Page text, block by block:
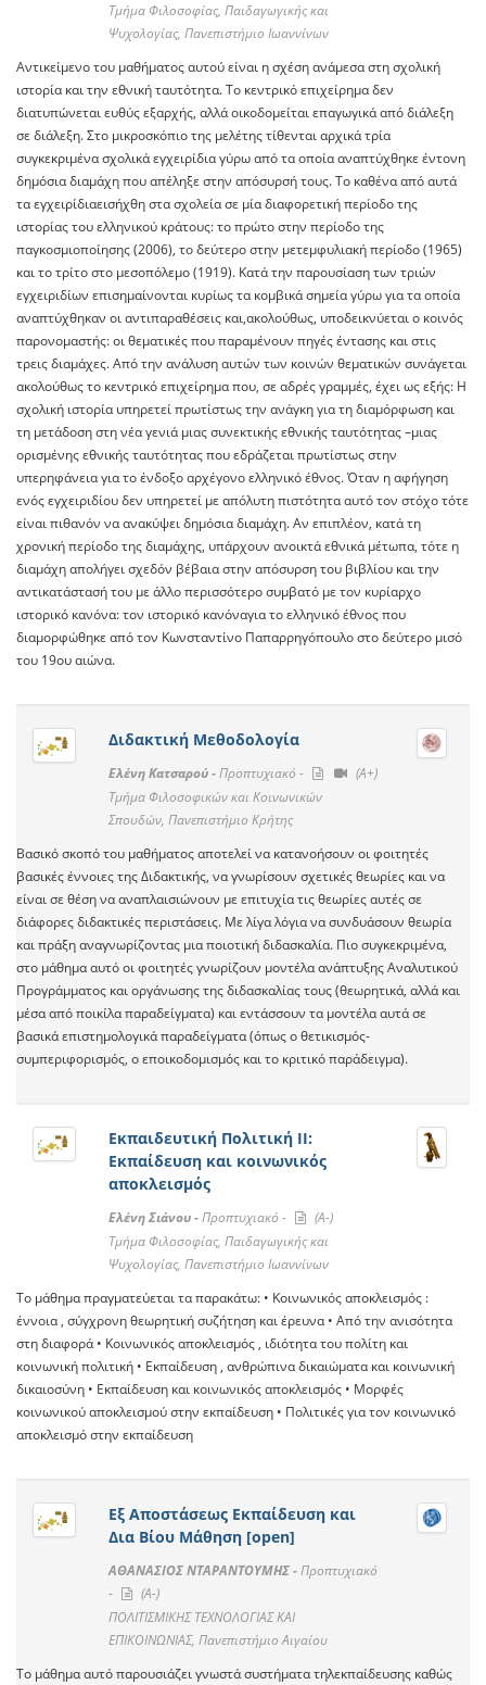
Τμήμα Φιλοσοφίας, Παιδαγωγικής και
Ψυχολογίας, Πανεπιστήμιο Ιωαννίνων
Αντικείμενο του μαθήματος αυτού είναι η σχέση ανάμεσα στη σχολική
ιστορία και την εθνική ταυτότητα. Το κεντρικό επιχείρημα δεν
διατυπώνεται ευθύς εξαρχής, αλλά οικοδομείται επαγωγικά από διάλεξη
σε διάλεξη. Στο μικροσκόπιο της μελέτης τίθενται αρχικά τρία
συγκεκριμένα σχολικά εγχειρίδια γύρω από τα οποία αναπτύχθηκε έντονη
δημόσια διαμάχη που απέληξε στην απόσυρσή τους. Το καθένα από αυτά
τα εγχειρίδιαεισήχθη στα σχολεία σε μία διαφορετική περίοδο της
ιστορίας του ελληνικού κράτους: το πρώτο στην περίοδο της
παγκοσμιοποίησης (2006), το δεύτερο στην μετεμφυλιακή περίοδο (1965)
και το τρίτο στο μεσοπόλεμο (1919). Κατά την παρουσίαση των τριών
εγχειριδίων επισημαίνονται κυρίως τα κομβικά σημεία γύρω για τα οποία
αναπτύχθηκαν οι αντιπαραθέσεις και,ακολούθως, υποδεικνύεται ο κοινός
παρονομαστής: οι θεματικές που παραμένουν πηγές έντασης και στις
τρεις διαμάχες. Από την ανάλυση αυτών των κοινών θεματικών συνάγεται
ακολούθως το κεντρικό επιχείρημα που, σε αδρές γραμμές, έχει ως εξής: Η
σχολική ιστορία υπηρετεί πρωτίστως την ανάγκη για τη διαμόρφωση και
τη μετάδοση στη νέα γενιά μιας συνεκτικής εθνικής ταυτότητας –μιας
ορισμένης εθνικής ταυτότητας που εδράζεται πρωτίστως στην
υπερηφάνεια για το ένδοξο αρχέγονο ελληνικό έθνος. Όταν η αφήγηση
ενός εγχειριδίου δεν υπηρετεί με απόλυτη πιστότητα αυτό τον στόχο τότε
είναι πιθανόν να ανακύψει δημόσια διαμάχη. Αν επιπλέον, κατά τη
χρονική περίοδο της διαμάχης, υπάρχουν ανοικτά εθνικά μέτωπα, τότε η
διαμάχη απολήγει σχεδόν βέβαια στην απόσυρση του βιβλίου και την
αντικατάστασή του με άλλο περισσότερο συμβατό με τον κυρίαρχο
ιστορικό κανόνα: τον ιστορικό κανόναγια το ελληνικό έθνος που
διαμορφώθηκε από τον Κωνσταντίνο Παπαρρηγόπουλο στο δεύτερο μισό
του 19ου αιώνα.
Διδακτική Μεθοδολογία
Ελένη Κατσαρού -Προπτυχιακό -
(A+)
Τμήμα Φιλοσοφικών και Κοινωνικών
Σπουδών, Πανεπιστήμιο Κρήτης
Βασικό σκοπό του μαθήματος αποτελεί να κατανοήσουν οι φοιτητές
βασικές έννοιες της Διδακτικής, να γνωρίσουν σχετικές θεωρίες και να
είναι σε θέση να αναπλαισιώνουν με επιτυχία τις θεωρίες αυτές σε
διάφορες διδακτικές περιστάσεις. Με λίγα λόγια να συνδυάσουν θεωρία
και πράξη αναγνωρίζοντας μια ποιοτική διδασκαλία. Πιο συγκεκριμένα,
στο μάθημα αυτό οι φοιτητές γνωρίζουν μοντέλα ανάπτυξης Αναλυτικού
Προγράμματος και οργάνωσης της διδασκαλίας τους (θεωρητικά, αλλά και
μέσα από ποικίλα παραδείγματα) και εντάσσουν τα μοντέλα αυτά σε
βασικά επιστημολογικά παραδείγματα (όπως ο θετικισμός-
συμπεριφορισμός, ο εποικοδομισμός και το κριτικό παράδειγμα).
Εκπαιδευτική Πολιτική ΙΙ:
Εκπαίδευση και κοινωνικός
αποκλεισμός
Ελένη Σιάνου -Προπτυχιακό -
(A-)
Τμήμα Φιλοσοφίας, Παιδαγωγικής και
Ψυχολογίας, Πανεπιστήμιο Ιωαννίνων
Το μάθημα πραγματεύεται τα παρακάτω: • Κοινωνικός αποκλεισμός :
έννοια , σύγχρονη θεωρητική συζήτηση και έρευνα • Από την ανισότητα
στη διαφορά • Κοινωνικός αποκλεισμός , ιδιότητα του πολίτη και
κοινωνική πολιτική • Εκπαίδευση , ανθρώπινα δικαιώματα και κοινωνική
δικαιοσύνη • Εκπαίδευση και κοινωνικός αποκλεισμός • Μορφές
κοινωνικού αποκλεισμού στην εκπαίδευση • Πολιτικές για τον κοινωνικό
αποκλεισμό στην εκπαίδευση
Εξ Αποστάσεως Εκπαίδευση και
Δια Βίου Μάθηση [open]
ΑΘΑΝΑΣΙΟΣ ΝΤΑΡΑΝΤΟΥΜΗΣ -Προπτυχιακό
-
(A-)
ΠΟΛΙΤΙΣΜΙΚΗΣ ΤΕΧΝΟΛΟΓΙΑΣ ΚΑΙ
ΕΠΙΚΟΙΝΩΝΙΑΣ, Πανεπιστήμιο Αιγαίου
Το μάθημα αυτό παρουσιάζει γνωστά συστήματα τηλεκπαίδευσης καθώς